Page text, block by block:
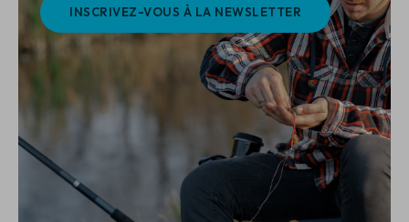
INSCRIVEZ-VOUS À LA NEWSLETTER